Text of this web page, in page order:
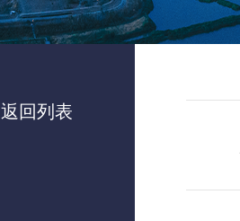
返回列表